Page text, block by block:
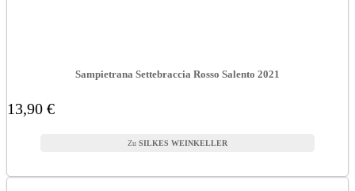
Sampietrana Settebraccia Rosso Salento 2021
13,90 €
SILKES WEINKELLER